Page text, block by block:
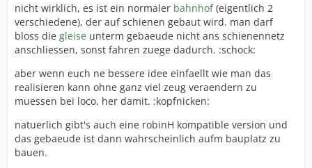
nicht wirklich, es ist ein normaler bahnhof(eigentlich 2
verschiedene), der auf schienen gebaut wird. man darf
bloss die gleise unterm gebaeude nicht ans schienennetz
anschliessen, sonst fahren zuege dadurch. :schock:
aber wenn euch ne bessere idee einfaellt wie man das
realisieren kann ohne ganz viel zeug veraendern zu
muessen bei loco, her damit. :kopfnicken:
natuerlich gibt's auch eine robinH kompatible version und
das gebaeude ist dann wahrscheinlich aufm bauplatz zu
bauen.